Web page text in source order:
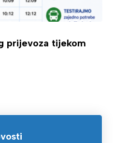
prijevoza tijekom